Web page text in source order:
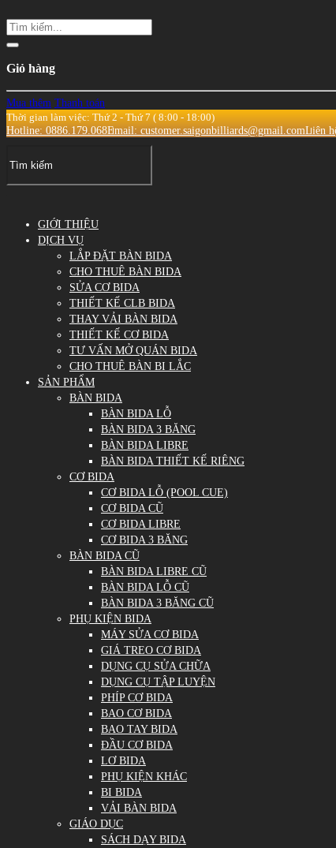
Giỏ hàng
Mua thêm Thanh toán
Thời gian làm việc: Thứ 2 - Thứ 7 ( 8:00 - 18:00)
Hotline: 0886.179.068Email: customer.saigonbilliards@gmail.comLiên
GIỚI THIỆU
DỊCH VỤ
LẮP ĐẶT BÀN BIDA
CHO THUÊ BÀN BIDA
SỬA CƠ BIDA
THIẾT KẾ CLB BIDA
THAY VẢI BÀN BIDA
THIẾT KẾ CƠ BIDA
TƯ VẤN MỞ QUÁN BIDA
CHO THUÊ BÀN BI LẮC
SẢN PHẨM
BÀN BIDA
BÀN BIDA LỖ
BÀN BIDA 3 BĂNG
BÀN BIDA LIBRE
BÀN BIDA THIẾT KẾ RIÊNG
CƠ BIDA
CƠ BIDA LỖ (POOL CUE)
CƠ BIDA CŨ
CƠ BIDA LIBRE
CƠ BIDA 3 BĂNG
BÀN BIDA CŨ
BÀN BIDA LIBRE CŨ
BÀN BIDA LỖ CŨ
BÀN BIDA 3 BĂNG CŨ
PHỤ KIỆN BIDA
MÁY SỬA CƠ BIDA
GIÁ TREO CƠ BIDA
DỤNG CỤ SỬA CHỮA
DỤNG CỤ TẬP LUYỆN
PHÍP CƠ BIDA
BAO CƠ BIDA
BAO TAY BIDA
ĐẦU CƠ BIDA
LƠ BIDA
PHỤ KIỆN KHÁC
BI BIDA
VẢI BÀN BIDA
GIÁO DỤC
SÁCH DẠY BIDA